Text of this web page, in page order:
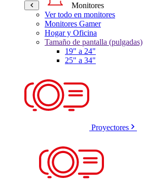
Monitores
Ver todo en monitores
Monitores Gamer
Hogar y Oficina
Tamaño de pantalla (pulgadas)
19" a 24"
25" a 34"
Proyectores